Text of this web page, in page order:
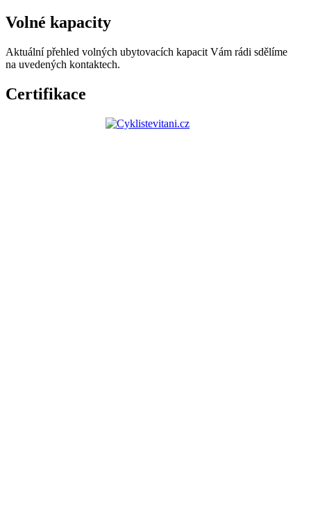
Volné kapacity
Aktuální přehled volných ubytovacích kapacit Vám rádi sdělíme
na uvedených kontaktech.
Certifikace